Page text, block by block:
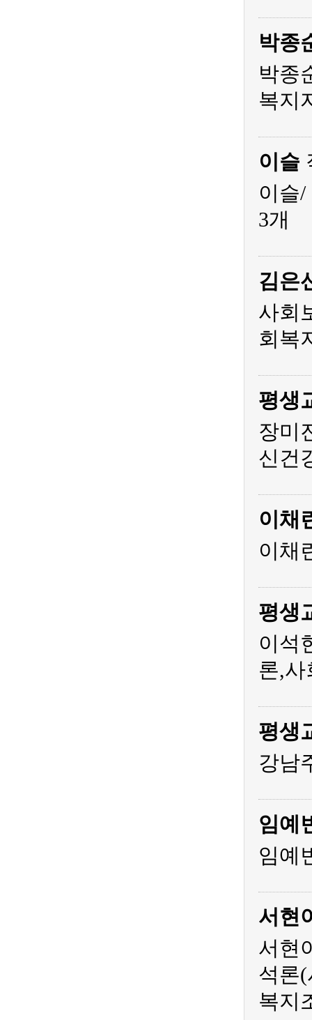
박종
박종
복지
이슬
이슬
3개
김은
사회
회복
평생
장미
신건
이채
이채
평생
이석
론,사
평생
강남
임예
임예
서현
서현
석론
복지